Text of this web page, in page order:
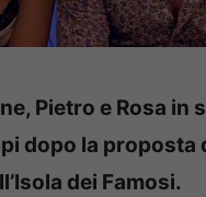
Pietro e Rosa in
dopo la proposta
dei Famosi.